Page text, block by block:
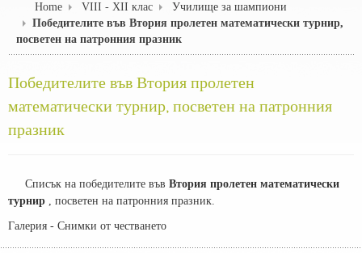
Home VІІІ - ХІІ клас
Училище за шампиони
Победителите във Втория пролетен математически турнир,
посветен на патронния празник
Победителите във Втория пролетен
математически турнир, посветен на патронния
празник
Списък на победителите във Втория пролетен математически
турнир , посветен на патронния празник.
Галерия - Снимки от честването